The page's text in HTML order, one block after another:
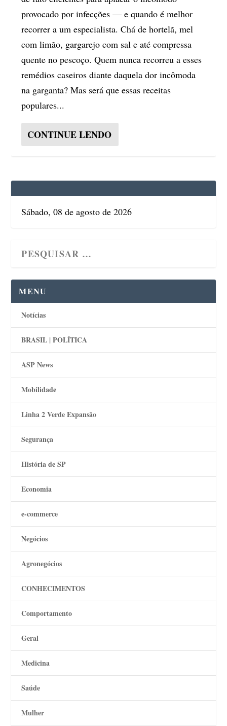
provocado por infecções — e quando é melhor
recorrer a um especialista. Chá de hortelã, mel
com limão, gargarejo com sal e até compressa
quente no pescoço. Quem nunca recorreu a esses
remédios caseiros diante daquela dor incômoda
na garganta? Mas será que essas receitas
populares...
CONTINUE LENDO
Sábado, 08 de agosto de 2026
MENU
Notícias
BRASIL | POLÍTICA
ASP News
Mobilidade
Linha 2 Verde Expansão
Segurança
História de SP
Economia
e-commerce
Negócios
Agronegócios
CONHECIMENTOS
Comportamento
Geral
Medicina
Saúde
Mulher